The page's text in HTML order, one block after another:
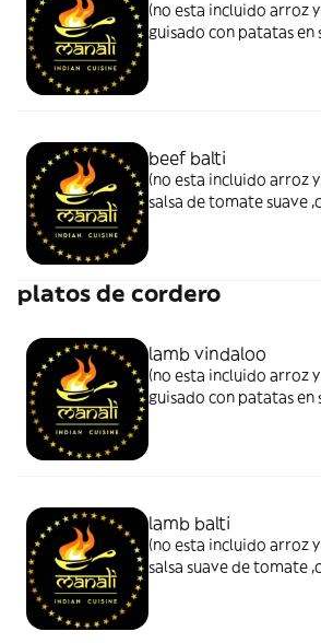
(no esta incluido arroz
guisado con patatas en
beef balti
(no esta incluido arroz
salsa de tomate suave
platos de cordero
lamb vindaloo
(no esta incluido arroz
guisado con patatas en
lamb balti
(no esta incluido arroz
salsa suave de tomate